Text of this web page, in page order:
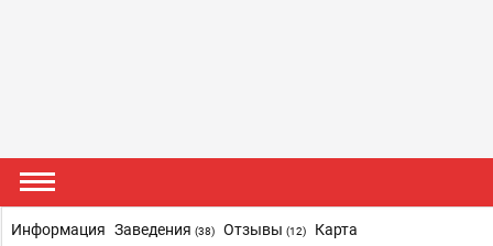
Информация Заведения (38) Отзывы (12) Карта